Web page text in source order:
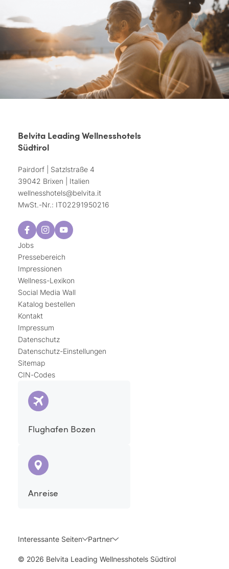
Belvita Leading Wellnesshotels
Südtirol
Pairdorf | Satzlstraße 4
39042 Brixen | Italien
wellnesshotels@belvita.it
MwSt.-Nr.: IT02291950216
Jobs
Pressebereich
Impressionen
Wellness-Lexikon
Social Media Wall
Katalog bestellen
Kontakt
Impressum
Datenschutz
Datenschutz-Einstellungen
Sitemap
CIN-Codes
Flughafen Bozen
Anreise
Interessante Seiten Partner
© 2026 Belvita Leading Wellnesshotels Südtirol